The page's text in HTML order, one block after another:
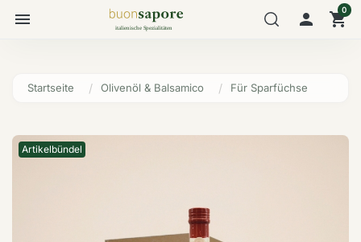
menu  shopping_cart
0
Startseite Olivenöl & Balsamico Für Sparfüchse
Artikelbündel